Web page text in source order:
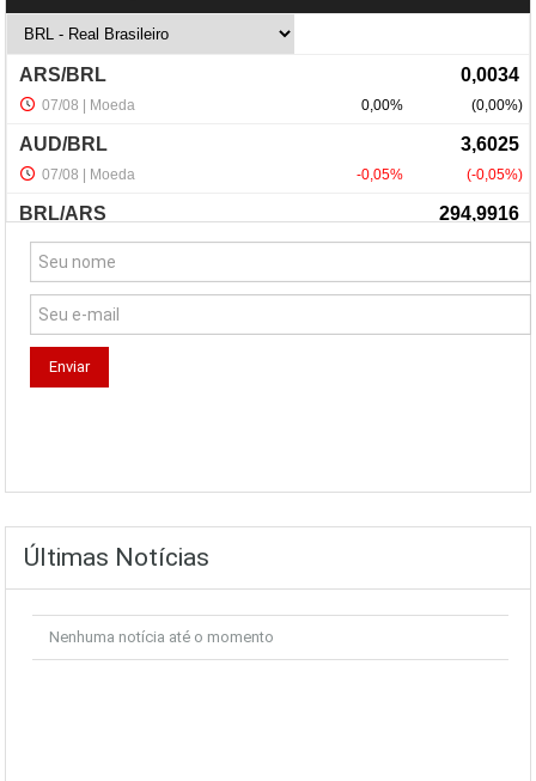
NewsLetter
Últimas Notícias
Nenhuma notícia até o momento